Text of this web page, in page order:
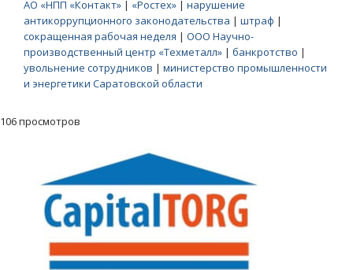
АО «НПП «Контакт» | «Ростех» | нарушение
антикоррупционного законодательства | штраф |
сокращенная рабочая неделя | ООО Научно-
производственный центр «Техметалл» | банкротство |
увольнение сотрудников | министерство промышленности
и энергетики Саратовской области
106 просмотров